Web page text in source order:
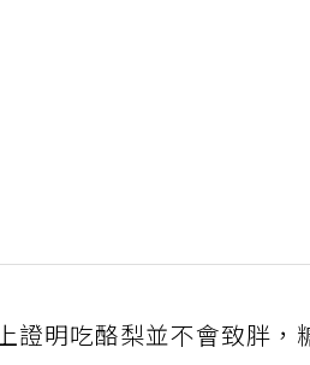
證明吃酪梨並不會致胖